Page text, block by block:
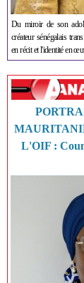
Du miroir de son
créateur sénégalais
en récit et l'identité en
L'OIF :